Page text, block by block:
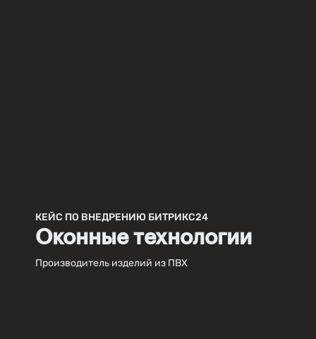
КЕЙС ПО ВНЕДРЕНИЮ БИТРИКС24
Оконные технологии
Производитель изделий из ПВХ